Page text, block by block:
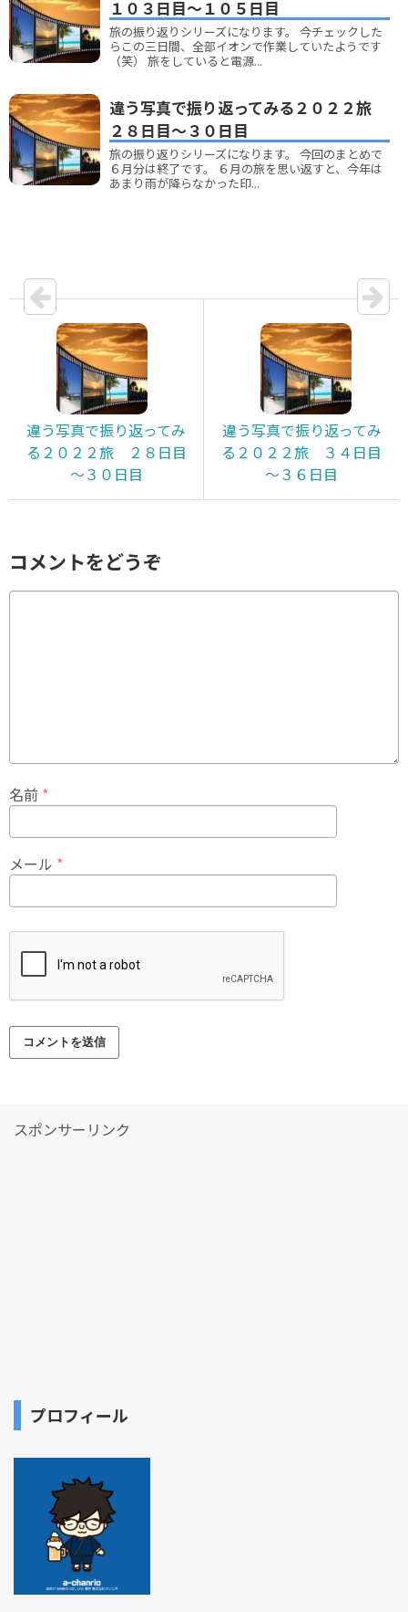
１０３日目～１０５日目
旅の振り返りシリーズになります。 今チェックした
らこの三日間、全部イオンで作業していたようです
（笑） 旅をしていると電源...
違う写真で振り返ってみる２０２２旅
２８日目～３０日目
旅の振り返りシリーズになります。 今回のまとめで
６月分は終了です。 ６月の旅を思い返すと、今年は
あまり雨が降らなかった印...
違う写真で振り返ってみ
る２０２２旅 ２８日目
～３０日目
違う写真で振り返ってみ
る２０２２旅 ３４日目
～３６日目
コメントをどうぞ
名前 *
メール *
スポンサーリンク
プロフィール